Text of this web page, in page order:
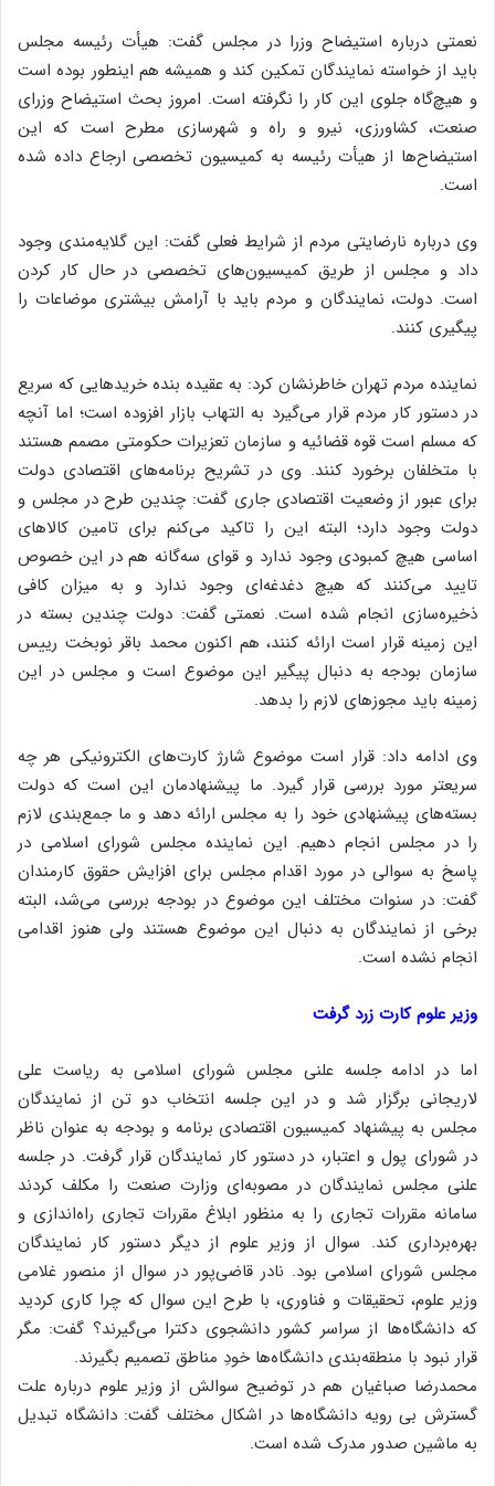
نعمتی درباره استیضاح وزرا در مجلس گفت: هیأت رئیسه‌ مجلس
باید از خواسته نمایندگان تمکین کند و همیشه هم اینطور بوده است
و هیچ‌گاه جلوی این کار را نگرفته است. امروز بحث استیضاح وزرای
صنعت، کشاورزی، نیرو و راه و شهرسازی مطرح است که این
استیضاح‌ها از هیأت رئیسه به کمیسیون تخصصی ارجاع داده شده
است.
وی درباره نارضایتی مردم از شرایط فعلی گفت: این گلایه‌مندی وجود
داد و مجلس از طریق کمیسیون‌های تخصصی در حال کار کردن
است. دولت، نمایندگان و مردم باید با آرامش بیشتری موضاعات را
پیگیری کنند.
نماینده مردم تهران خاطرنشان کرد: به عقیده بنده خریدهایی که سریع
در دستور کار مردم قرار می‌گیرد به التهاب بازار افزوده است؛ اما آنچه
که مسلم است قوه قضائیه و سازمان تعزیرات حکومتی مصمم هستند
با متخلفان برخورد کنند. وی در تشریح برنامه‌های اقتصادی دولت
برای عبور از وضعیت اقتصادی جاری گفت: چندین طرح در مجلس و
دولت وجود دارد؛ البته این را تاکید می‌کنم برای تامین کالاهای
اساسی هیچ کمبودی وجود ندارد و قوای سه‌گانه هم در این خصوص
تایید می‌کنند که هیچ دغدغه‌ای وجود ندارد و به میزان کافی
ذخیره‌سازی انجام شده است. نعمتی گفت: دولت چندین بسته در
این زمینه قرار است ارائه کنند، هم اکنون محمد باقر نوبخت رییس
سازمان بودجه به دنبال پیگیر این موضوع است و مجلس در این
زمینه باید مجوزهای لازم را بدهد.
وی ادامه داد: قرار است موضوع شارژ کارت‌های الکترونیکی هر چه
سریعتر مورد بررسی قرار گیرد. ما پیشنهادمان این است که دولت
بسته‌های پیشنهادی خود را به مجلس ارائه دهد و ما جمع‌بندی لازم
را در مجلس انجام دهیم. این نماینده مجلس شورای اسلامی در
پاسخ به سوالی در مورد اقدام مجلس برای افزایش حقوق کارمندان
گفت: در سنوات مختلف این موضوع در بودجه بررسی می‌شد، البته
برخی از نمایندگان به دنبال این موضوع هستند ولی هنوز اقدامی
انجام نشده است.
وزیر علوم کارت زرد گرفت
اما در ادامه جلسه علنی مجلس شورای اسلامی به ریاست علی
لاریجانی برگزار شد و در این جلسه انتخاب دو تن از نمایندگان
مجلس به پیشنهاد کمیسیون اقتصادی برنامه و بودجه به عنوان ناظر
در شورای پول و اعتبار، در دستور کار نمایندگان قرار گرفت. در جلسه
علنی مجلس نمایندگان در مصوبه‌ای وزارت صنعت را مکلف کردند
سامانه مقررات تجاری را به منظور ابلاغ مقررات تجاری راه‌اندازی و
بهره‌برداری کند. سوال از وزیر علوم از دیگر دستور کار نمایندگان
مجلس شورای اسلامی بود. نادر قاضی‌پور در سوال از منصور غلامی
وزیر علوم، تحقیقات و فناوری، با طرح این سوال که چرا کاری کردید
که دانشگاه‌ها از سراسر کشور دانشجوی دکترا می‌گیرند؟ گفت: مگر
قرار نبود با منطقه‌بندی دانشگاه‌ها خودِ مناطق تصمیم بگیرند.
محمدرضا صباغیان هم در توضیح سوالش از وزیر علوم درباره علت
گسترش بی رویه دانشگاه‌ها در اشکال مختلف گفت: دانشگاه تبدیل
به ماشین صدور مدرک شده است.